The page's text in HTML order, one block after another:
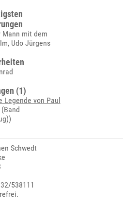
Mann mit dem
Udo Jürgens
(1)
Legende von Paul
(Band
Schwedt
538111